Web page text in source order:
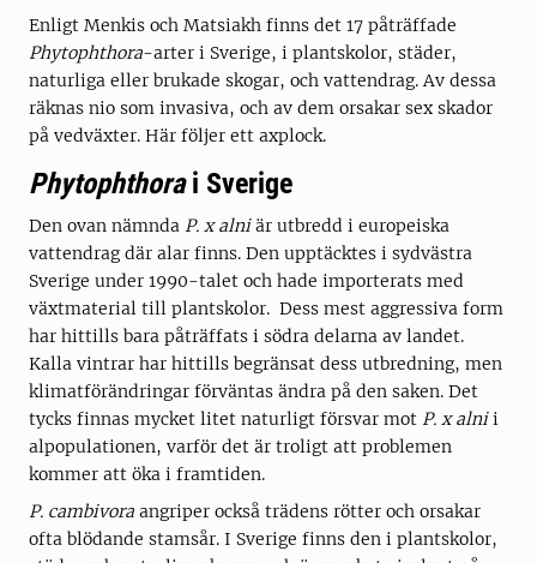
Enligt Menkis och Matsiakh finns det 17 påträffade
Phytophthora-arter i Sverige, i plantskolor, städer,
naturliga eller brukade skogar, och vattendrag. Av dessa
räknas nio som invasiva, och av dem orsakar sex skador
på vedväxter. Här följer ett axplock.
Phytophthorai Sverige
Den ovan nämnda P. x alniär utbredd i europeiska
vattendrag där alar finns. Den upptäcktes i sydvästra
Sverige under 1990-talet och hade importerats med
växtmaterial till plantskolor. Dess mest aggressiva form
har hittills bara påträffats i södra delarna av landet.
Kalla vintrar har hittills begränsat dess utbredning, men
klimatförändringar förväntas ändra på den saken. Det
tycks finnas mycket litet naturligt försvar mot P. x alnii
alpopulationen, varför det är troligt att problemen
kommer att öka i framtiden.
P. cambivora angriper också trädens rötter och orsakar
ofta blödande stamsår. I Sverige finns den i plantskolor,